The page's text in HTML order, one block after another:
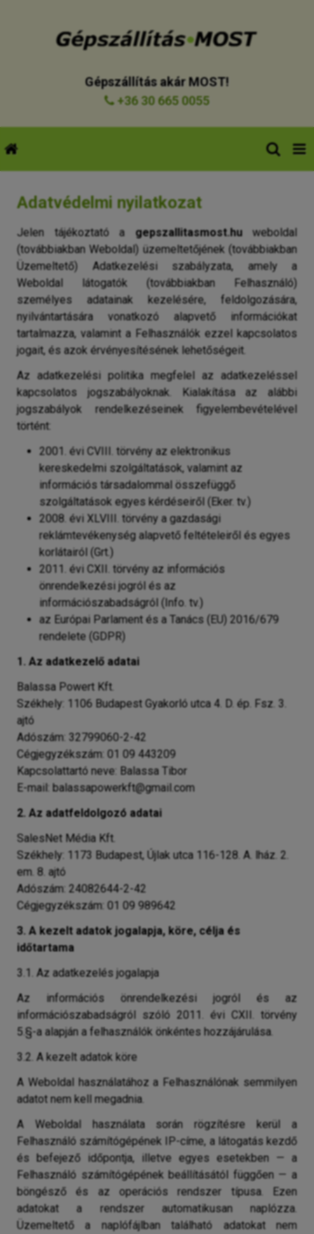
Gépszállítás akár MOST!
+36 30 665 0055
Adatvédelmi nyilatkozat
Jelen tájékoztató a gepszallitasmost.huweboldal
(továbbiakban Weboldal) üzemeltetőjének (továbbiakban
Üzemeltető) Adatkezelési szabályzata, amely a
Weboldal látogatók (továbbiakban Felhasználó)
személyes adatainak kezelésére, feldolgozására,
nyilvántartására vonatkozó alapvető információkat
tartalmazza, valamint a Felhasználók ezzel kapcsolatos
jogait, és azok érvényesítésének lehetőségeit.
Az adatkezelési politika megfelel az adatkezeléssel
kapcsolatos jogszabályoknak. Kialakítása az alábbi
jogszabályok rendelkezéseinek figyelembevételével
történt:
2001. évi CVIII. törvény az elektronikus
kereskedelmi szolgáltatások, valamint az
információs társadalommal összefüggő
szolgáltatások egyes kérdéseiről (Eker. tv.)
2008. évi XLVIII. törvény a gazdasági
reklámtevékenység alapvető feltételeiről és egyes
korlátairól (Grt.)
2011. évi CXII. törvény az információs
önrendelkezési jogról és az
információszabadságról (Info. tv.)
az Európai Parlament és a Tanács (EU) 2016/679
rendelete (GDPR)
1. Az adatkezelő adatai
Balassa Powert Kft.
Székhely: 1106 Budapest Gyakorló utca 4. D. ép. Fsz. 3.
ajtó
Adószám: 32799060-2-42
Cégjegyzékszám: 01 09 443209
Kapcsolattartó neve: Balassa Tibor
E-mail: balassapowerkft@gmail.com
2. Az adatfeldolgozó adatai
SalesNet Média Kft.
Székhely: 1173 Budapest, Újlak utca 116-128. A. lház. 2.
em. 8. ajtó
Adószám: 24082644-2-42
Cégjegyzékszám: 01 09 989642
3. A kezelt adatok jogalapja, köre, célja és
időtartama
3.1. Az adatkezelés jogalapja
Az információs önrendelkezési jogról és az
információszabadságról szóló 2011. évi CXII. törvény
5.§-a alapján a felhasználók önkéntes hozzájárulása.
3.2. A kezelt adatok köre
A Weboldal használatához a Felhasználónak semmilyen
adatot nem kell megadnia.
A Weboldal használata során rögzítésre kerül a
Felhasználó számítógépének IP-címe, a látogatás kezdő
és befejező időpontja, illetve egyes esetekben — a
Felhasználó számítógépének beállításától függően — a
böngésző és az operációs rendszer típusa. Ezen
adatokat a rendszer automatikusan naplózza.
Üzemeltető a naplófájlban található adatokat nem